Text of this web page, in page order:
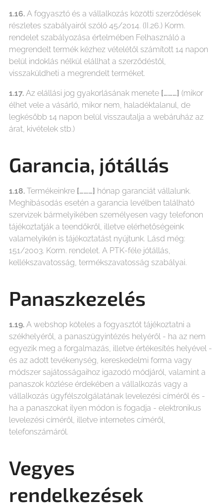
1.16. A fogyasztó és a vállalkozás közötti szerződések
részletes szabályairól szóló 45/2014. (II.26.) Korm.
rendelet szabályozása értelmében Felhasználó a
megrendelt termék kézhez vételétől számított 14 napon
belül indoklás nélkül elállhat a szerződéstől,
visszaküldheti a megrendelt terméket.
1.17. Az elállási jog gyakorlásának menete [………] (mikor
élhet vele a vásárló, mikor nem, haladéktalanul, de
legkésőbb 14 napon belül visszautalja a webáruház az
árat, kivételek stb.)
Garancia, jótállás
1.18. Termékeinkre [………] hónap garanciát vállalunk.
Meghibásodás esetén a garancia levélben található
szervizek bármelyikében személyesen vagy telefonon
tájékoztatják a teendőkről, illetve elérhetőségeink
valamelyikén is tájékoztatást nyújtunk. Lásd még:
151/2003. Korm. rendelet. A PTK-féle jótállás,
kellékszavatosság, termékszavatosság szabályai.
Panaszkezelés
1.19. A webshop köteles a fogyasztót tájékoztatni a
székhelyéről, a panaszügyintézés helyéről - ha az nem
egyezik meg a forgalmazás, illetve értékesítés helyével -
és az adott tevékenység, kereskedelmi forma vagy
módszer sajátosságaihoz igazodó módjáról, valamint a
panaszok közlése érdekében a vállalkozás vagy a
vállalkozás ügyfélszolgálatának levelezési címéről és -
ha a panaszokat ilyen módon is fogadja - elektronikus
levelezési címéről, illetve internetes címéről,
telefonszámáról.
Vegyes
rendelkezések